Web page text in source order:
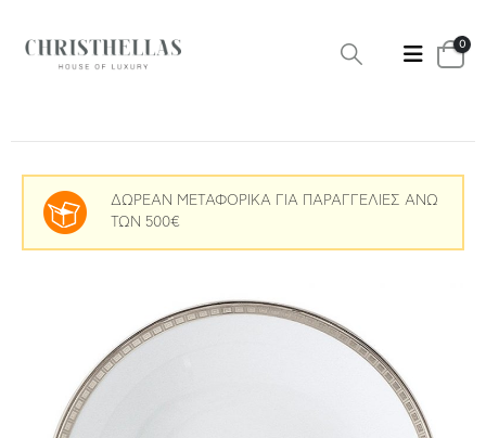
0
ΔΩΡΕΑΝ ΜΕΤΑΦΟΡΙΚΑ ΓΙΑ ΠΑΡΑΓΓΕΛΙΕΣ ΑΝΩ
ΤΩΝ 500€